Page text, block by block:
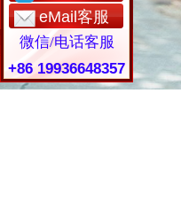
eMail客服
微信/电话客服
+86 19936648357